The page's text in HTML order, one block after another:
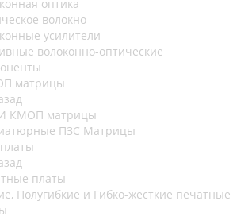
оптика
волокно
усилители
волоконно-оптические
матрицы
КМОП матрицы
ПЗС Матрицы
платы
Полугибкие и Гибко-жёсткие печатные